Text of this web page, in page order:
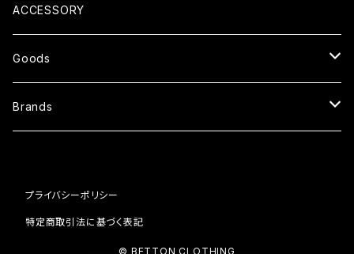
COAT
SHIRTS
SWEATER
SWEAT
PANTS
SHORTS
OVERALL
ACCESSORY
Goods
SUNGLASSES
CAP
Brands
BLUCO
プライバシーポリシー
特定商取引法に基づく表記
© BETTON CLOTHING